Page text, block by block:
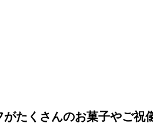
がたくさんのお菓子やご祝